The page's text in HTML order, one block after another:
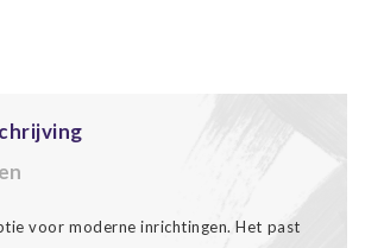
voor moderne inrichtingen. Het past